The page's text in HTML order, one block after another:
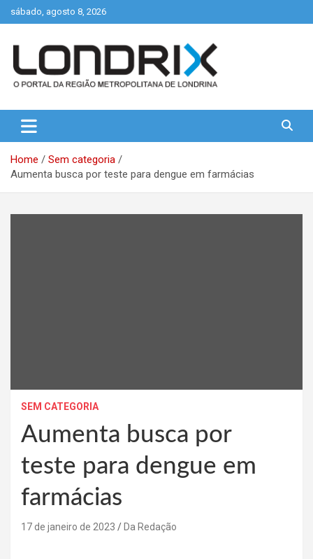
Skip
to
sábado, agosto 8, 2026
Londrix
Home
Sem categoria
Aumenta busca por teste para dengue em farmácias
SEM CATEGORIA
Aumenta busca por
teste para dengue em
farmácias
17 de janeiro de 2023 Da Redação